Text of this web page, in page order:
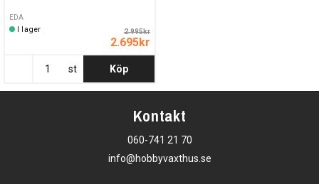
EDA
I lager
2.995kr
2.695kr
st Köp
Kontakt
060-741 21 70
info@hobbyvaxthus.se